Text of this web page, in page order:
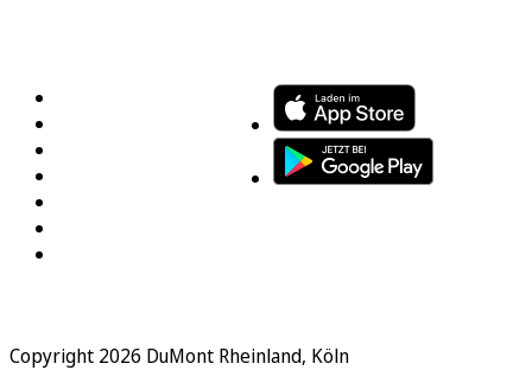
Copyright 2026 DuMont Rheinland, Köln